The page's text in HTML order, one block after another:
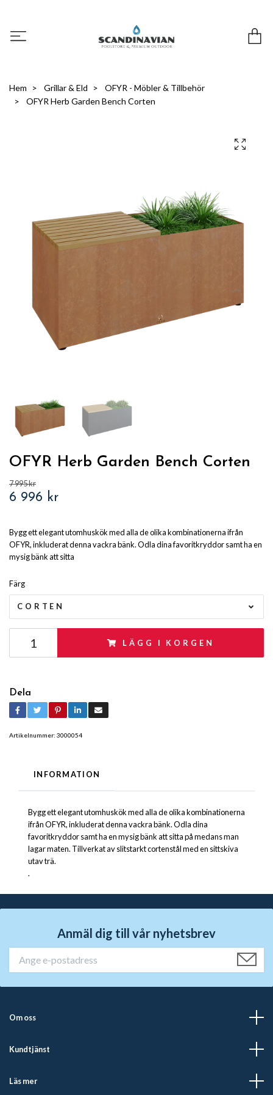
Hem Grillar & Eld
OFYR - Möbler & Tillbehör
OFYR Herb Garden Bench Corten
OFYR Herb Garden Bench Corten
7 995 kr
6 996 kr
Bygg ett elegant utomhuskök med alla de olika kombinationerna ifrån
OFYR, inkluderat denna vackra bänk. Odla dina favoritkryddor samt ha en
mysig bänk att sitta
Färg
CORTEN
LÄGG I KORGEN
Dela
Artikelnummer: 3000054
INFORMATION
Bygg ett elegant utomhuskök med alla de olika kombinationerna
ifrån OFYR, inkluderat denna vackra bänk. Odla dina
favoritkryddor samt ha en mysig bänk att sitta på medans man
lagar maten. Tillverkat av slitstarkt cortenstål med en sittskiva
utav trä.
.
Anmäl dig till vår nyhetsbrev
Om oss
Kundtjänst
Läs mer